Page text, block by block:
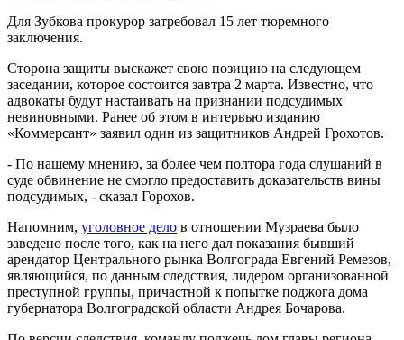
Для Зубкова прокурор затребовал 15 лет тюремного
заключения.
Сторона защиты выскажет свою позицию на следующем
заседании, которое состоится завтра 2 марта. Известно, что
адвокаты будут настаивать на признании подсудимых
невиновными. Ранее об этом в интервью изданию
«Коммерсант» заявил один из защитников Андрей Грохотов.
- По нашему мнению, за более чем полтора года слушаний в
суде обвинение не смогло предоставить доказательств вины
подсудимых, - сказал Горохов.
Напомним, уголовное дело в отношении Музраева было
заведено после того, как на него дал показания бывший
арендатор Центрального рынка Волгограда Евгений Ремезов,
являющийся, по данным следствия, лидером организованной
преступной группы, причастной к попытке поджога дома
губернатора Волгоградской области Андрея Бочарова.